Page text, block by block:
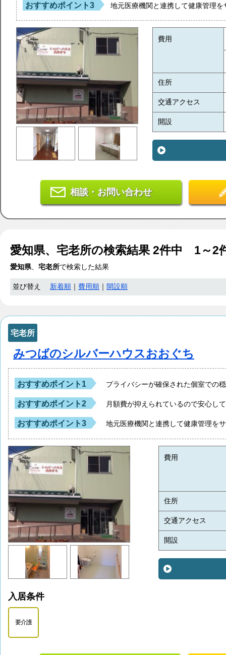
おすすめポイント3 地元医療機関と連携して健康管理を
費用
住所
交通アクセス
開設
相談・お問い合わせ
愛知県、宅老所の検索結果 2件中 1～2
愛知県、 宅老所で検索した結果
並び替え 新着順 費用順 開設順
宅老所
みつばのシルバーハウスおおぐち
おすすめポイント1 プライバシーが確保された個室での
おすすめポイント2 月額費が抑えられているので安心し
おすすめポイント3 地元医療機関と連携して健康管理を
費用
住所
交通アクセス
開設
入居条件
要介護